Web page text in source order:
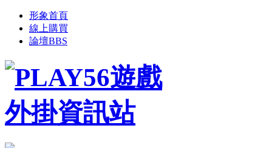
形象首頁
線上購買
論壇BBS